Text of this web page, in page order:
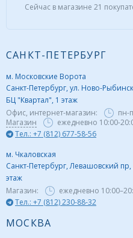
Сейчас в магазине 21
САНКТ-ПЕТЕРБУРГ
м. Московские Ворота
Санкт-Петербург, ул. Ново-
БЦ "Квартал", 1 этаж
Офис, интернет-магазин:
пн-
Магазин
ежедневно 10:00-
Тел.: +7 (812) 677-58-56
м. Чкаловская
Санкт-Петербург, Левашовский
этаж
Магазин:
ежедневно
Тел.: +7 (812) 230-88-32
МОСКВА